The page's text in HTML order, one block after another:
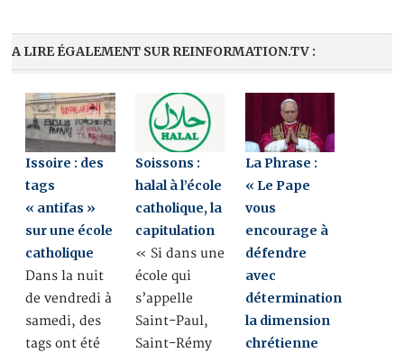
A LIRE ÉGALEMENT SUR REINFORMATION.TV :
Issoire : des
tags
« antifas »
sur une école
catholique
Dans la nuit
de vendredi à
samedi, des
tags ont été
Soissons :
halal à l’école
catholique, la
capitulation
« Si dans une
école qui
s’appelle
Saint-Paul,
Saint-Rémy
La Phrase :
« Le Pape
vous
encourage à
défendre
avec
détermination
la dimension
chrétienne